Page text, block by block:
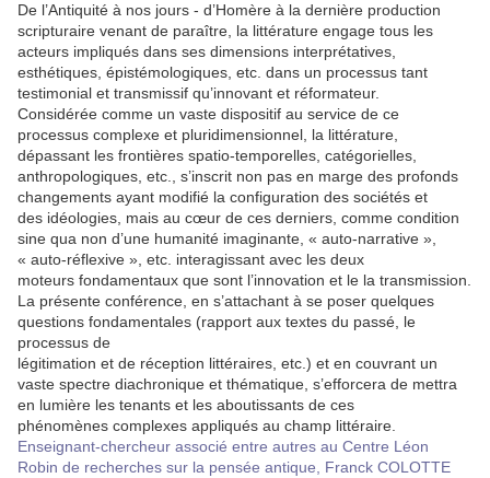
De l’Antiquité à nos jours - d’Homère à la dernière production
scripturaire venant de paraître, la littérature engage tous les
acteurs impliqués dans ses dimensions interprétatives,
esthétiques, épistémologiques, etc. dans un processus tant
testimonial et transmissif qu’innovant et réformateur.
Considérée comme un vaste dispositif au service de ce
processus complexe et pluridimensionnel, la littérature,
dépassant les frontières spatio-temporelles, catégorielles,
anthropologiques, etc., s’inscrit non pas en marge des profonds
changements ayant modifié la configuration des sociétés et
des idéologies, mais au cœur de ces derniers, comme condition
sine qua non d’une humanité imaginante, « auto-narrative »,
« auto-réflexive », etc. interagissant avec les deux
moteurs fondamentaux que sont l’innovation et le la transmission.
La présente conférence, en s’attachant à se poser quelques
questions fondamentales (rapport aux textes du passé, le
processus de
légitimation et de réception littéraires, etc.) et en couvrant un
vaste spectre diachronique et thématique, s’efforcera de mettra
en lumière les tenants et les aboutissants de ces
phénomènes complexes appliqués au champ littéraire.
Enseignant-chercheur associé entre autres au Centre Léon
Robin de recherches sur la pensée antique, Franck COLOTTE